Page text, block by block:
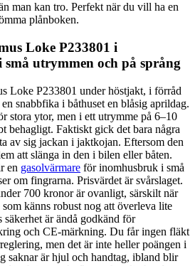
man kan tro. Perfekt när du vill ha en
plånboken.
Loke P233801 i
små utrymmen och på språng
Loke P233801 under höstjakt, i förråd
snabbfika i båthuset en blåsig aprildag.
stora ytor, men i ett utrymme på 6–10
behagligt. Faktiskt gick det bara några
av sig jackan i jaktkojan. Eftersom den
att slänga in den i bilen eller båten.
en gasolvärmare för inomhusbruk i små
om fingrarna. Prisvärdet är svårslaget.
700 kronor är ovanligt, särskilt när
känns robust nog att överleva lite
är ändå godkänd för
och CE-märkning. Du får ingen fläkt
men det är inte heller poängen i
saknar är hjul och handtag, ibland blir